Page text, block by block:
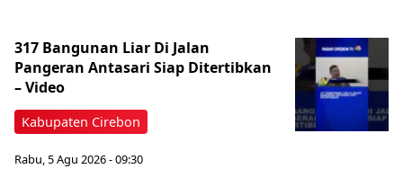
Kabupaten Cirebon
317 Bangunan Liar Di Jalan
Pangeran Antasari Siap Ditertibkan
– Video
Rabu, 5 Agu 2026 - 09:30